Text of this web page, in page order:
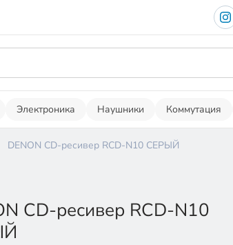
Электроника Наушники Коммутация
DENON CD-ресивер RCD-N10 СЕРЫЙ
CD-ресивер RCD-N10